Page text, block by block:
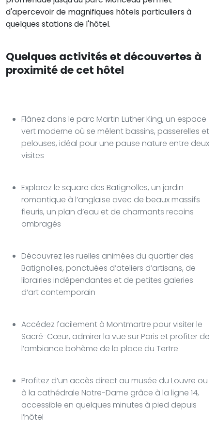
d'apercevoir de magnifiques hôtels particuliers à
quelques stations de l'hôtel.
Quelques activités et découvertes à
proximité de cet hôtel
Flânez dans le parc Martin Luther King, un espace
vert moderne où se mêlent bassins, passerelles et
pelouses, idéal pour une pause nature entre deux
visites
Explorez le square des Batignolles, un jardin
romantique à l’anglaise avec de beaux massifs
fleuris, un plan d’eau et de charmants recoins
ombragés
Découvrez les ruelles animées du quartier des
Batignolles, ponctuées d’ateliers d’artisans, de
librairies indépendantes et de petites galeries
d’art contemporain
Accédez facilement à Montmartre pour visiter le
Sacré-Cœur, admirer la vue sur Paris et profiter de
l’ambiance bohème de la place du Tertre
Profitez d’un accès direct au musée du Louvre ou
à la cathédrale Notre-Dame grâce à la ligne 14,
accessible en quelques minutes à pied depuis
l’hôtel